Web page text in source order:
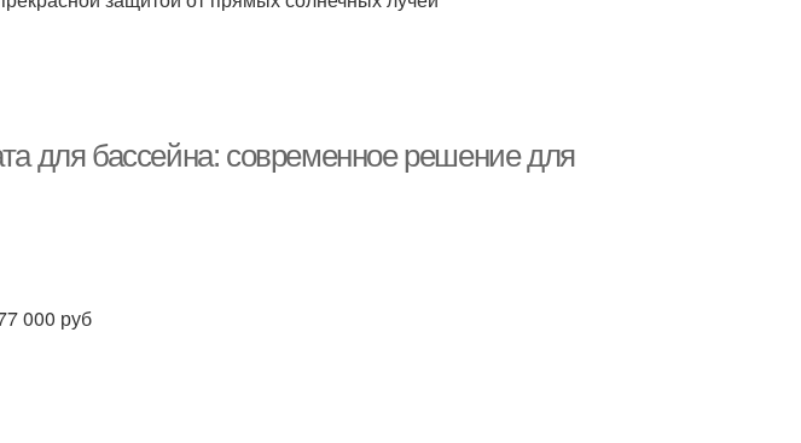
для бассейна: современное решение для
000 руб